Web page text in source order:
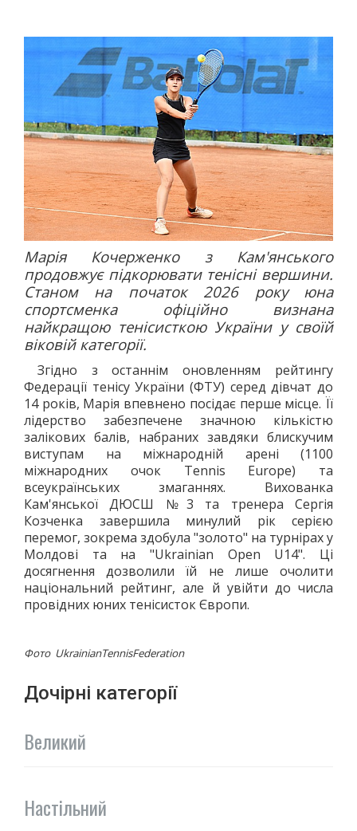
Марія Кочерженко з Кам'янського
продовжує підкорювати тенісні вершини.
Станом на початок 2026 року юна
спортсменка офіційно визнана
найкращою тенісисткою України у своїй
віковій категорії.
Згідно з останнім оновленням рейтингу
Федерації тенісу України (ФТУ) серед дівчат до
14 років, Марія впевнено посідає перше місце. Її
лідерство забезпечене значною кількістю
залікових балів, набраних завдяки блискучим
виступам на міжнародній арені (1100
міжнародних очок Tennis Europe) та
всеукраїнських змаганнях. Вихованка
Кам'янської ДЮСШ №3 та тренера Сергія
Козченка завершила минулий рік серією
перемог, зокрема здобула "золото" на турнірах у
Молдові та на "Ukrainian Open U14". Ці
досягнення дозволили їй не лише очолити
національний рейтинг, але й увійти до числа
провідних юних тенісисток Європи.
Фото UkrainianTennisFederation
Дочірні категорії
Великий
Настільний